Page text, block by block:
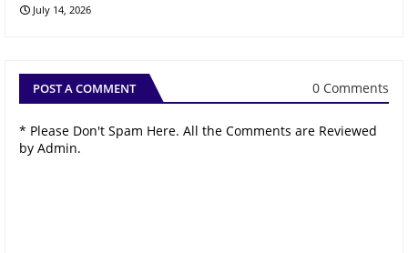
July 14, 2026
POST A COMMENT 0 Comments
* Please Don't Spam Here. All the Comments are Reviewed
by Admin.